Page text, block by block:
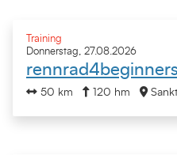
Training
Donnerstag, 27.08.2026
rennrad4beginners
50 km 120 hm